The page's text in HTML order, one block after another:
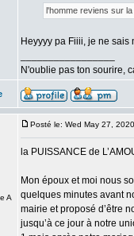
l'homme reviens sur la
Heyyyy pa Fiiii, je ne sais
N'oublie pas ton sourire,
A
Posté le: Wed May 27,
la PUISSANCE de
Mon époux et moi nous
quelques minutes avant
mairie et proposé d’être
jusqu’à ce jour à notre